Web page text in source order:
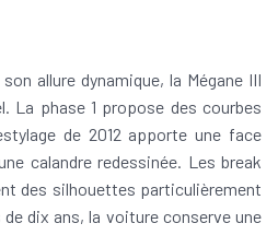
allure dynamique, la Mégane III
La phase 1 propose des courbes
de 2012 apporte une face
calandre redessinée. Les break
des silhouettes particulièrement
dix ans, la voiture conserve une